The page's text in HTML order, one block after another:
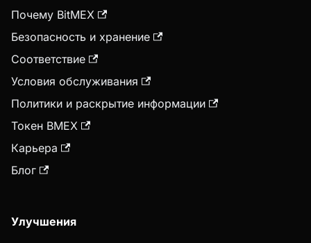
Почему BitMEX
Безопасность и хранение
Соответствие
Условия обслуживания
Политики и раскрытие информации
Токен BMEX
Карьера
Блог
Улучшения